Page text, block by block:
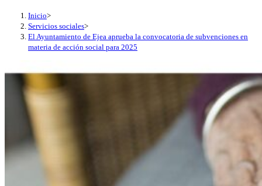
Inicio>
Servicios sociales>
El Ayuntamiento de Ejea aprueba la convocatoria de subvenciones en
materia de acción social para 2025